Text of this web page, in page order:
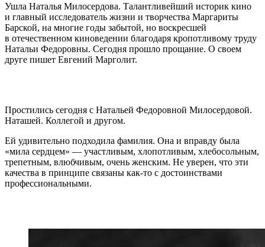
Ушла Наталья Милосердова. Талантливейший историк кино
и главный исследователь жизни и творчества Маргариты
Барской, на многие годы забытой, но воскресшей
в отечественном киноведении благодаря кропотливому труду
Натальи Федоровны. Сегодня прошло прощание. О своем
друге пишет Евгений Марголит.
Простились сегодня с Натальей Федоровной Милосердовой.
Наташей. Коллегой и другом.
Ей удивительно подходила фамилия. Она и вправду была
«мила сердцем» — участливым, хлопотливым, хлебосольным,
трепетным, влюбчивым, очень женским. Не уверен, что эти
качества в принципе связаны как-то с достоинствами
профессиональными.